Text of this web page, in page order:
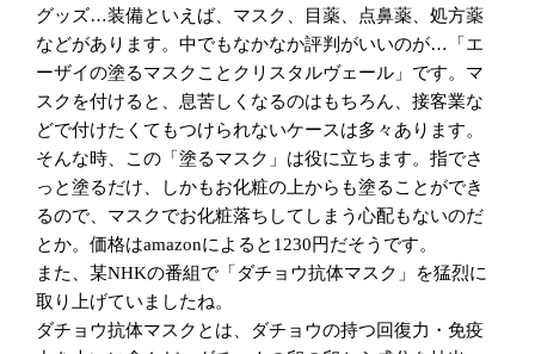
グッズ…装備といえば、マスク、目薬、点鼻薬、処方薬
などがあります。 中でもなかなか評判がいいのが…「エ
ーザイの塗るマスクことクリスタルヴェール」です。 マ
スクを付けると、息苦しくなるのはもちろん、接客業な
どで付けたくてもつけられないケースは多々あります。
そんな時、この「塗るマスク」は役に立ちます。指でさ
っと塗るだけ、しかもお化粧の上からも塗ることができ
るので、マスクでお化粧落ちしてしまう心配もないのだ
とか。価格はamazonによると 1230円だそうです。
また、某NHKの番組で「ダチョウ抗体マスク」を猛烈に
取り上げていましたね。
ダチョウ抗体マスクとは、ダチョウの持つ回復力・免疫